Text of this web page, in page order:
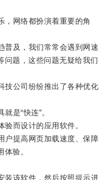
网络都扮演着重要的角
及，我们常常会遇到网速
问题，这些问题无疑给我们
公司纷纷推出了各种优化
是“快连”。
而设计的应用软件。
提高网页加载速度、保障
验。
该软件，然后按照提示进